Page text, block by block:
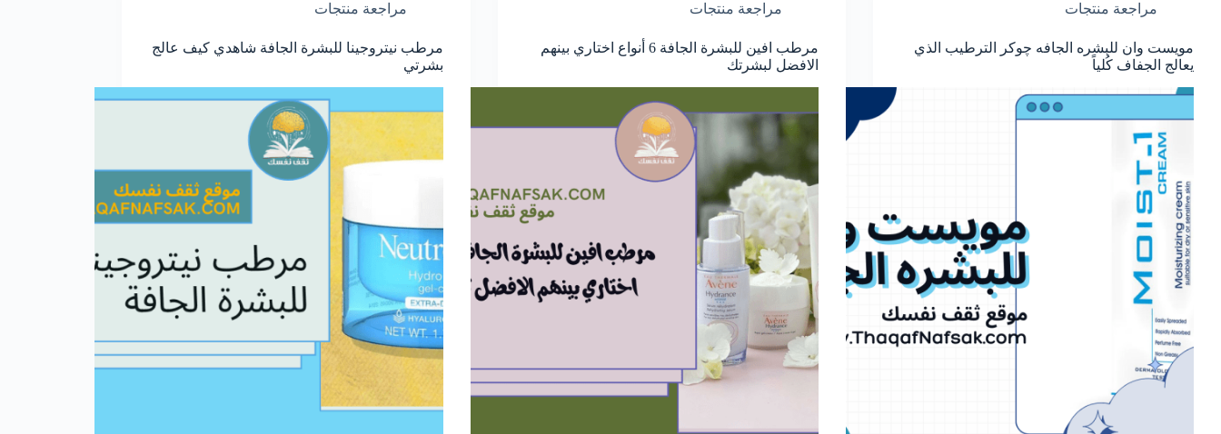
مراجعة منتجات
مويست وان للبشره الجافه چوكر الترطيب الذي
يعالج الجفاف كُلياً
مراجعة منتجات
مرطب افين للبشرة الجافة 6 أنواع اختاري بينهم
الافضل لبشرتك
مراجعة منتجات
مرطب نيتروجينا للبشرة الجافة شاهدي كيف عالج
بشرتي